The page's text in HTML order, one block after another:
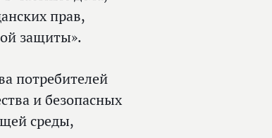
прав,
защиты».
потребителей
и безопасных
среды,